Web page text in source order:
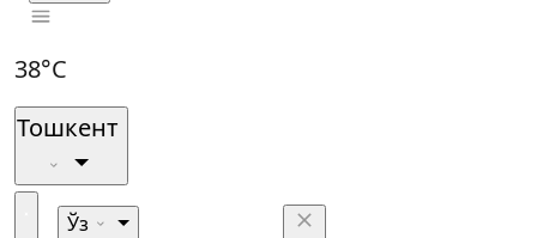
38°C
Тошкент
Ўз